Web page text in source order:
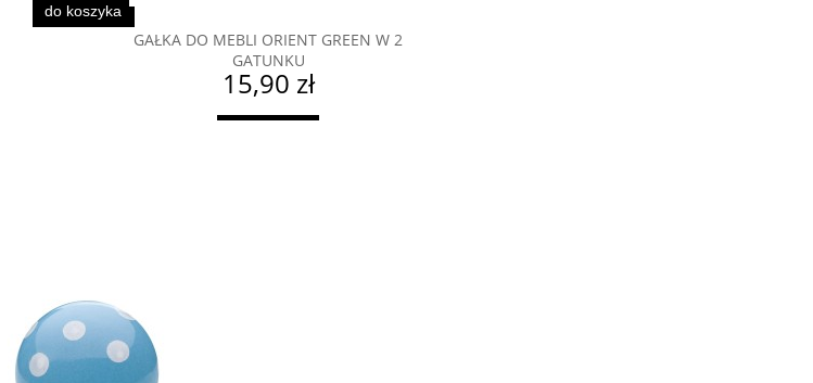
do koszyka
GAŁKA DO MEBLI ORIENT GREEN W 2
GATUNKU
15,90 zł